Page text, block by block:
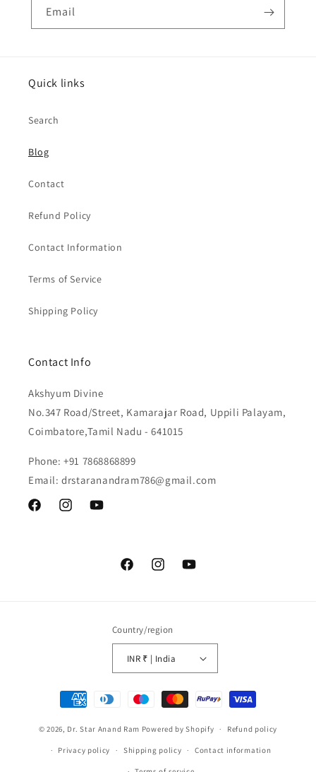
Email
Quick links
Search
Blog
Contact
Refund Policy
Contact Information
Terms of Service
Shipping Policy
Contact Info
Akshyum Divine
No.347 Road/Street, Kamarajar Road, Uppili Palayam,
Coimbatore,Tamil Nadu - 641015
Phone: +91 7868868899
Email: drstaranandram786@gmail.com
FacebookInstagramYouTube
FacebookInstagramYouTube
Country/region
INR ₹ | India
Payment
methods
© 2026, Dr. Star Anand Ram Powered by Shopify Refund policy
Privacy policy Shipping policy Contact information